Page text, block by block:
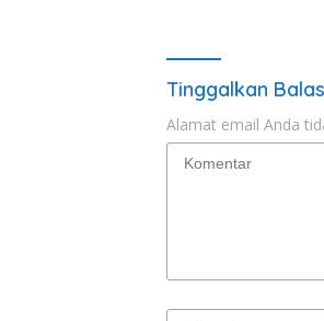
Tinggalkan
Alamat email Anda